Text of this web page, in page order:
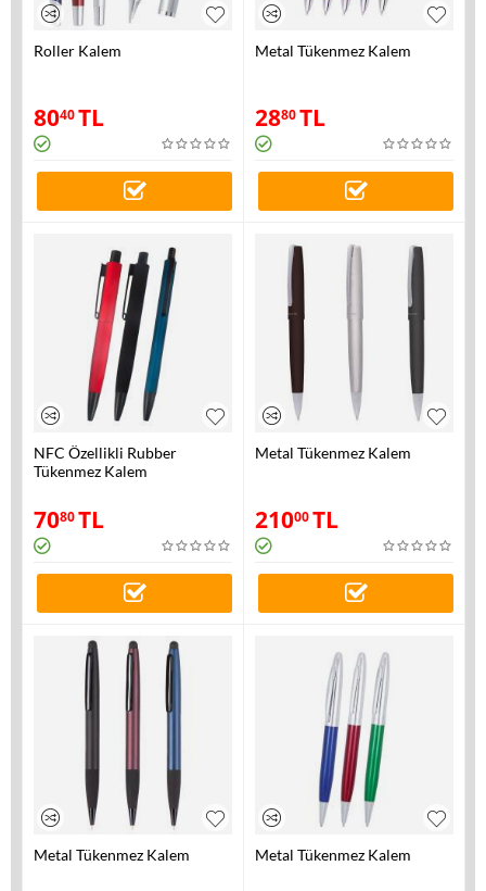
Roller Kalem
8040TL
Metal Tükenmez Kalem
2880TL
NFC Özellikli Rubber
Tükenmez Kalem
7080TL
Metal Tükenmez Kalem
21000TL
Metal Tükenmez Kalem Metal Tükenmez Kalem